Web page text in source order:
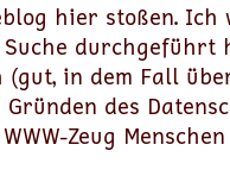
hier stoßen. Ich
durchgeführt
in dem Fall
des
Zeug Menschen